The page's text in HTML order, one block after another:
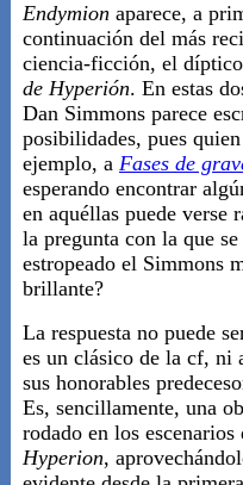
Endymion aparece, a
continuación del más
ciencia-ficción, el
de Hyperión. En estas
Dan Simmons parece
posibilidades, pues
ejemplo, a Fases de
esperando encontrar
en aquéllas puede verse
la pregunta con la que
estropeado el Simmons
brillante?
La respuesta no puede
es un clásico de la cf, ni
sus honorables
Es, sencillamente, una
rodado en los
Hyperion,